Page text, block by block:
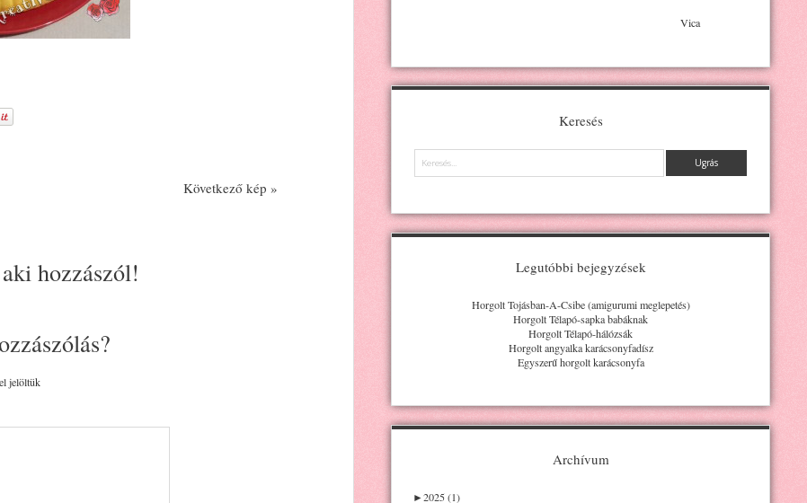
Következő kép »
hozzászól!
jelöltük
Vica
Keresés
Keresés
Legutóbbi bejegyzések
Horgolt Tojásban-A-Csibe (amigurumi meglepetés)
Horgolt Télapó-sapka babáknak
Horgolt Télapó-hálózsák
Horgolt angyalka karácsonyfadísz
Egyszerű horgolt karácsonyfa
Archívum
►2025 (1)